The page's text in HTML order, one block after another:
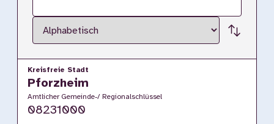
Sortierung
Kreisfreie Stadt
Pforzheim
Amtlicher Gemeinde-/ Regionalschlüssel
08231000